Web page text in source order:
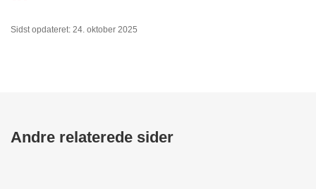
Sidst opdateret: 24. oktober 2025
Andre relaterede sider